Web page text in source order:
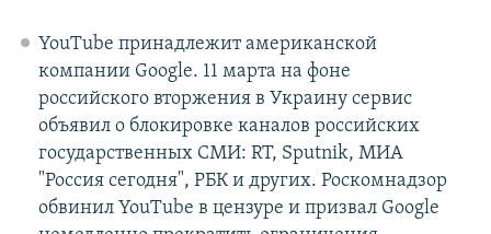
YouTube принадлежит американской
компании Google. 11 марта на фоне
российского вторжения в Украину сервис
объявил о блокировке каналов российских
государственных СМИ: RT, Sputnik, МИА
"Россия сегодня", РБК и других. Роскомнадзор
обвинил YouTube в цензуре и призвал Google